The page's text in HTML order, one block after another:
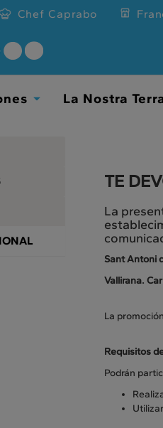
Chef Caprabo
La Nostra
TE
La
Sant Antoni
Vallirana.
La
Requisitos
Podrán